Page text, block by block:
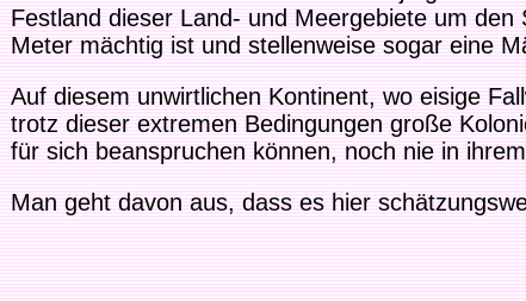
Festland dieser Land- und Meergebiete um
Meter mächtig ist und stellenweise sogar eine
Auf diesem unwirtlichen Kontinent, wo eisige
trotz dieser extremen Bedingungen große
für sich beanspruchen können, noch nie in
Man geht davon aus, dass es hier